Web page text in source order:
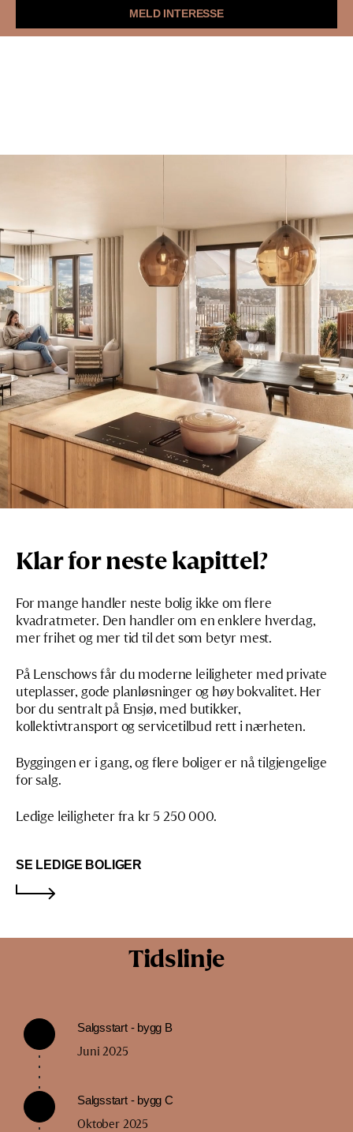
MELD INTERESSE
Meld interesse
Klar for neste kapittel?
For mange handler neste bolig ikke om flere
kvadratmeter. Den handler om en enklere hverdag,
mer frihet og mer tid til det som betyr mest.
På Lenschows får du moderne leiligheter med private
uteplasser, gode planløsninger og høy bokvalitet. Her
bor du sentralt på Ensjø, med butikker,
kollektivtransport og servicetilbud rett i nærheten.
Byggingen er i gang, og flere boliger er nå tilgjengelige
for salg.
Ledige leiligheter fra kr 5 250 000.
SE LEDIGE BOLIGER
Tidslinje
Salgsstart - bygg B
Juni 2025
Salgsstart - bygg C
Oktober 2025